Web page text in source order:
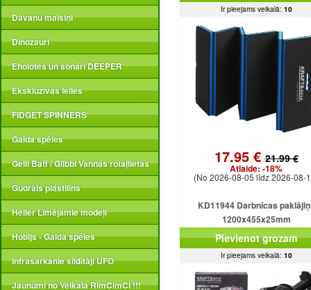
Dāvanu maisiņi
Dinozauri
Eholotes un sonāri DEEPER
Ekskluzīvas lelles
FIDGET SPINNERS
Galda spēles
Gelli Baff / Glibbi Vannas rotaļlietas
Gudrais plastilīns
Heller Līmējamie modeļi
Hobijs - Galda spēles
Infrasarkanie sildītāji UFO
Jaunumi no Veikala RimCimCi !!!
Ir pieejams veikalā: 10
17.95 €21.99 €
Atlaide: -18%
(No 2026-08-05 līdz 2026-08-
KD11944 Darbnīcas
1200x455x25mm
Pievienot grozam
Ir pieejams veikalā: 10